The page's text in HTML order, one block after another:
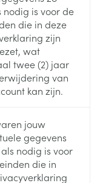
nodig is voor de
die in deze
zijn
wat
twee (2) jaar
van
kan zijn.
jouw
gegevens
nodig is voor
die in